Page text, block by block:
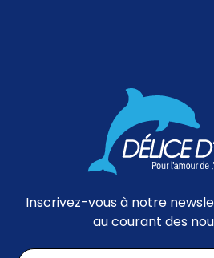
Inscrivez-vous à notre
au courant des